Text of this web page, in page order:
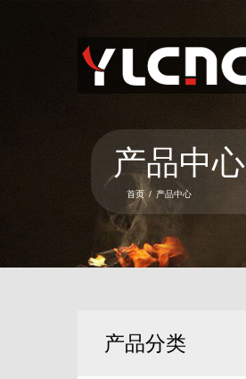
产品中心
联系我们
产品中心
首页 / 产品中心
产品分类